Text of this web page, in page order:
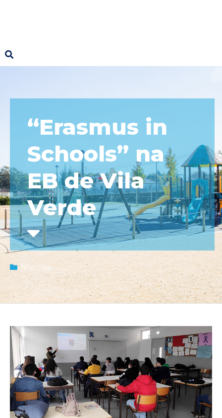
“Erasmus in
Schools” na
EB de Vila
Verde
Notícias